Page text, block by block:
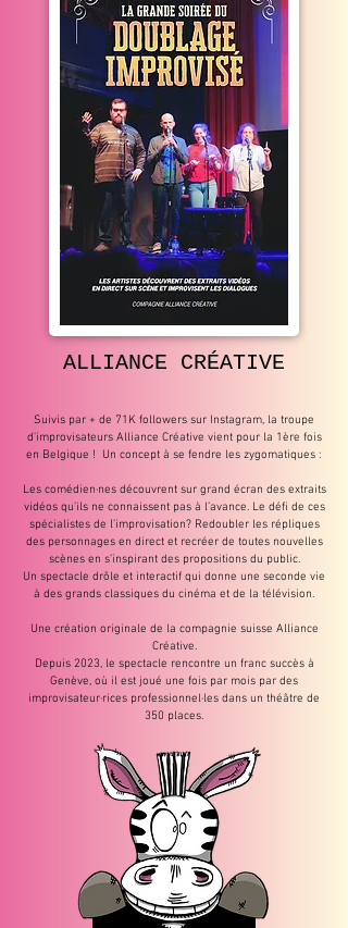
ALLIANCE CRÉATIVE
Suivis par + de 71K followers sur Instagram, la troupe
d'improvisateurs Alliance Créative vient pour la 1ère fois
en Belgique ! Un concept à se fendre les zygomatiques :
Les comédien·nes découvrent sur grand écran des extraits
vidéos qu’ils ne connaissent pas à l’avance. Le défi de ces
spécialistes de l’improvisation? Redoubler les répliques
des personnages en direct et recréer de toutes nouvelles
scènes en s’inspirant des propositions du public.
Un spectacle drôle et interactif qui donne une seconde vie
à des grands classiques du cinéma et de la télévision.
Une création originale de la compagnie suisse Alliance
Créative.
Depuis 2023, le spectacle rencontre un franc succès à
Genève, où il est joué une fois par mois par des
improvisateur·rices professionnel·les dans un théâtre de
350 places.